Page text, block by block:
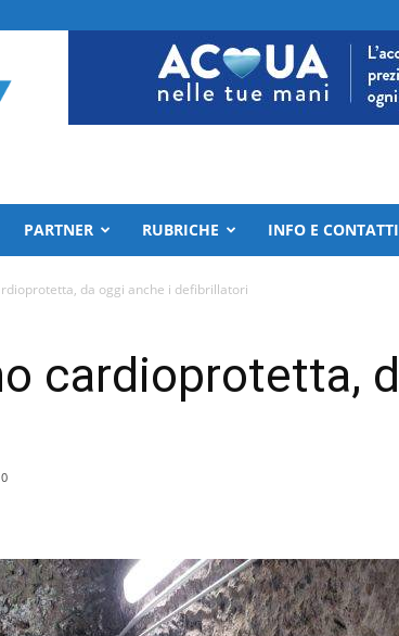
PARTNER RUBRICHE INFO E CONTATTI
da oggi anche i defibrillatori
cardioprotetta,
0